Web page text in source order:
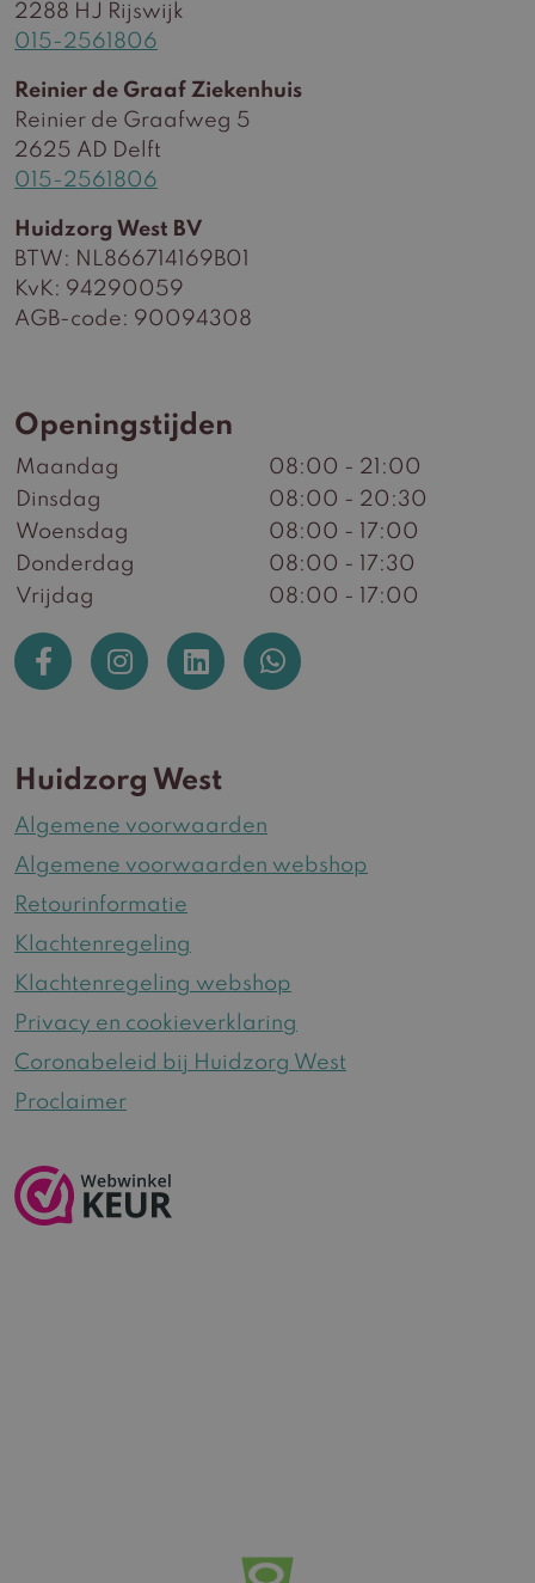
2288 HJ Rijswijk
015-2561806
Reinier de Graaf Ziekenhuis
Reinier de Graafweg 5
2625 AD Delft
015-2561806
Huidzorg West BV
BTW: NL866714169B01
KvK: 94290059
AGB-code: 90094308
Openingstijden
Maandag
08:00 - 21:00
Dinsdag
08:00 - 20:30
Woensdag
08:00 - 17:00
Donderdag
08:00 - 17:30
Vrijdag
08:00 - 17:00
Huidzorg West
Algemene voorwaarden
Algemene voorwaarden webshop
Retourinformatie
Klachtenregeling
Klachtenregeling webshop
Privacy en cookieverklaring
Coronabeleid bij Huidzorg West
Proclaimer